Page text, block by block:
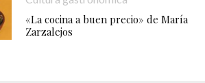
«La cocina a buen precio» de María
Zarzalejos